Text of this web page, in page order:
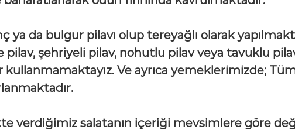
ya da bulgur pilavı olup tereyağlı olarak
pilav, şehriyeli pilav, nohutlu pilav veya tavuklu
Ve ayrıca yemeklerimizde;
verdiğimiz salatanın içeriği mevsimlere göre